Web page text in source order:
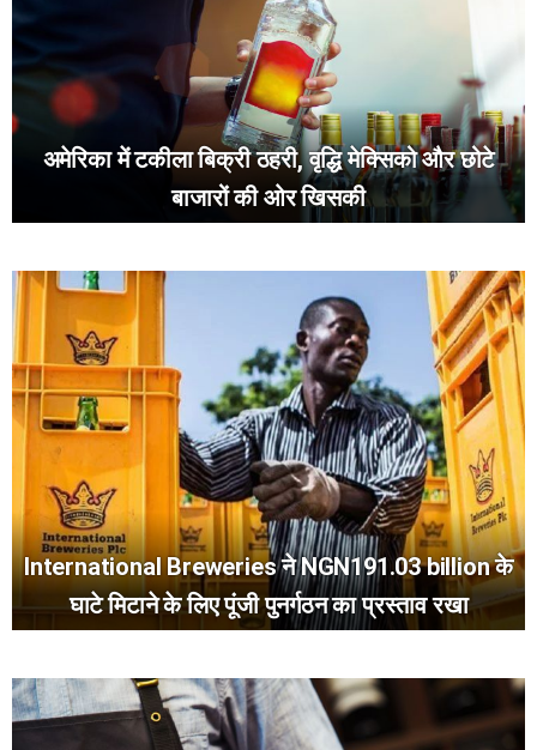
अमेरिका में टकीला बिक्री ठहरी, वृद्धि मेक्सिको और छोटे
बाजारों की ओर खिसकी
International Breweries ने NGN191.03 billion के
घाटे मिटाने के लिए पूंजी पुनर्गठन का प्रस्ताव रखा